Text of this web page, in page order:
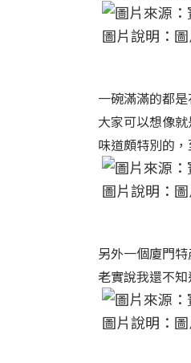
圖片說明：
一碗滿滿的都
大家可以想像
味道頗特別的
圖片說明：
另外一個廈門
老實說我還不
圖片說明：